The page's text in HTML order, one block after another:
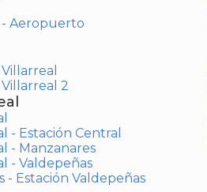
Aeropuerto
2
- Estación Central
- Manzanares
- Valdepeñas
- Estación Valdepeñas